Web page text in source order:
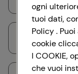
ogni
tuoi dati,
Policy .
cookie
I COOKIE,
che vuoi